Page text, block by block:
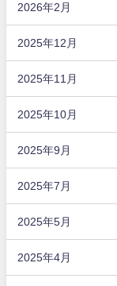
2026年2月
2025年12月
2025年11月
2025年10月
2025年9月
2025年7月
2025年5月
2025年4月